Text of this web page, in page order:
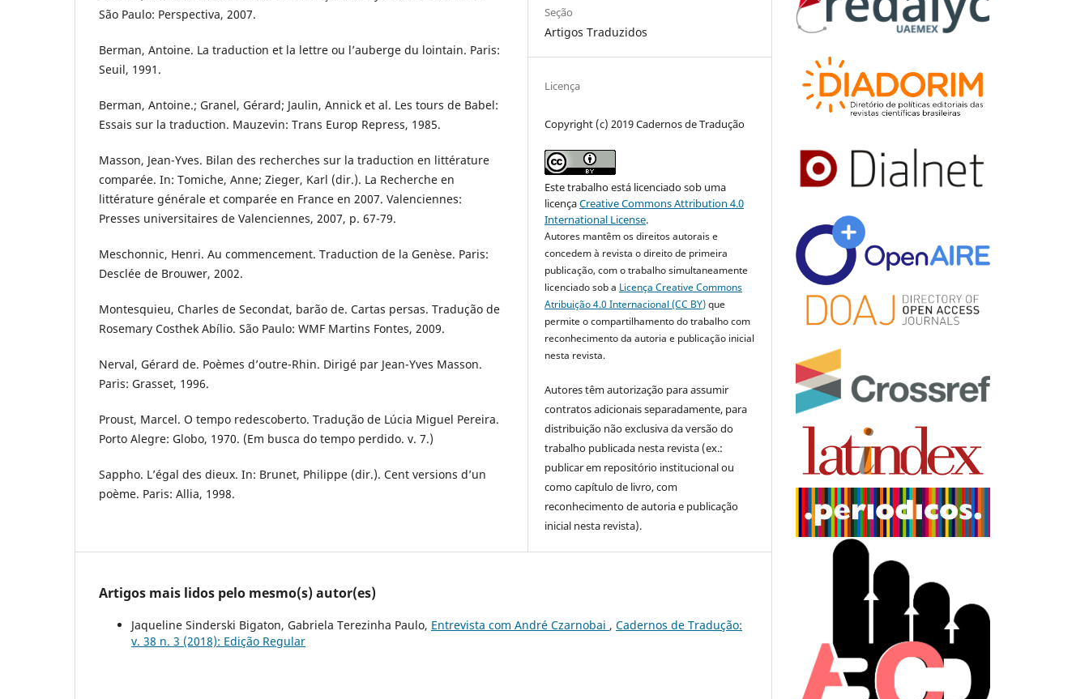
São Paulo: Perspectiva, 2007.
Berman, Antoine. La traduction et la lettre ou l’auberge du lointain. Paris:
Seuil, 1991.
Berman, Antoine.; Granel, Gérard; Jaulin, Annick et al. Les tours de Babel:
Essais sur la traduction. Mauzevin: Trans Europ Repress, 1985.
Masson, Jean-Yves. Bilan des recherches sur la traduction en littérature
comparée. In: Tomiche, Anne; Zieger, Karl (dir.). La Recherche en
littérature générale et comparée en France en 2007. Valenciennes:
Presses universitaires de Valenciennes, 2007, p. 67-79.
Meschonnic, Henri. Au commencement. Traduction de la Genèse. Paris:
Desclée de Brouwer, 2002.
Montesquieu, Charles de Secondat, barão de. Cartas persas. Tradução de
Rosemary Costhek Abílio. São Paulo: WMF Martins Fontes, 2009.
Nerval, Gérard de. Poèmes d’outre-Rhin. Dirigé par Jean-Yves Masson.
Paris: Grasset, 1996.
Proust, Marcel. O tempo redescoberto. Tradução de Lúcia Miguel Pereira.
Porto Alegre: Globo, 1970. (Em busca do tempo perdido. v. 7.)
Sappho. L’égal des dieux. In: Brunet, Philippe (dir.). Cent versions d’un
poème. Paris: Allia, 1998.
Seção
Artigos Traduzidos
Licença
Copyright (c) 2019 Cadernos de Tradução
Este trabalho está licenciado sob uma
licençaCreative Commons Attribution 4.0
International License.
Autores mantêm os direitos autorais e
concedem à revista o direito de primeira
publicação, com o trabalho simultaneamente
licenciado sob a Licença Creative Commons
Atribuição 4.0 Internacional (CC BY)que
permite o compartilhamento do trabalho com
reconhecimento da autoria e publicação inicial
nesta revista.
Autores têm autorização para assumir
contratos adicionais separadamente, para
distribuição não exclusiva da versão do
trabalho publicada nesta revista (ex.:
publicar em repositório institucional ou
como capítulo de livro, com
reconhecimento de autoria e publicação
inicial nesta revista).
Artigos mais lidos pelo mesmo(s) autor(es)
Jaqueline Sinderski Bigaton, Gabriela Terezinha Paulo, Entrevista com André Czarnobai , Cadernos de Tradução:
v. 38 n. 3 (2018): Edição Regular